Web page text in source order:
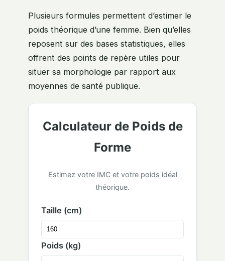
Plusieurs formules permettent d’estimer le
poids théorique d’une femme. Bien qu’elles
reposent sur des bases statistiques, elles
offrent des points de repère utiles pour
situer sa morphologie par rapport aux
moyennes de santé publique.
Calculateur de Poids de
Forme
Estimez votre IMC et votre poids idéal
théorique.
Taille (cm)
Poids (kg)